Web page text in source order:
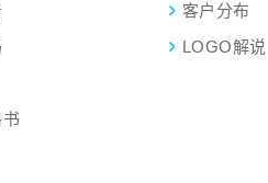
客户分布
LOGO解说